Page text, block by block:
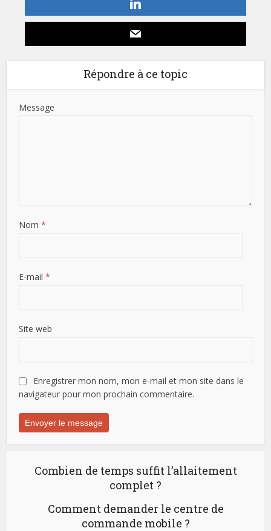
Répondre à ce topic
Message
Nom*
E-mail*
Site web
Enregistrer mon nom, mon e-mail et mon site dans le
navigateur pour mon prochain commentaire.
Combien de temps suffit l’allaitement
complet ?
Comment demander le centre de
commande mobile ?